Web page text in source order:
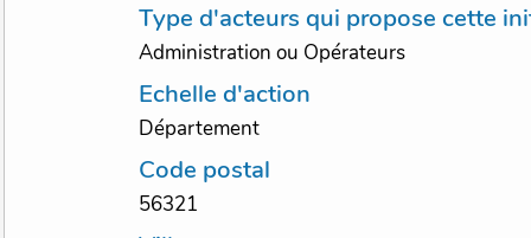
Type d'acteurs qui propose cette
Administration ou Opérateurs
Echelle d'action
Département
Code postal
56321